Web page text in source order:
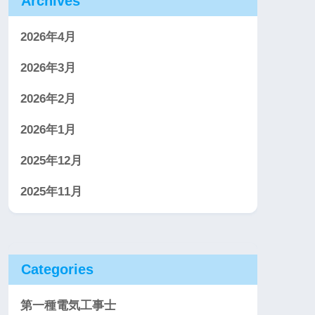
2026年4月
2026年3月
2026年2月
2026年1月
2025年12月
2025年11月
Categories
第一種電気工事士